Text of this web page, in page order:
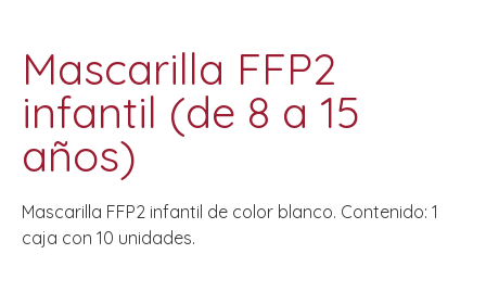
Mascarilla FFP2
infantil (de 8 a 15
años)
Mascarilla FFP2 infantil de color blanco. Contenido: 1
caja con 10 unidades.